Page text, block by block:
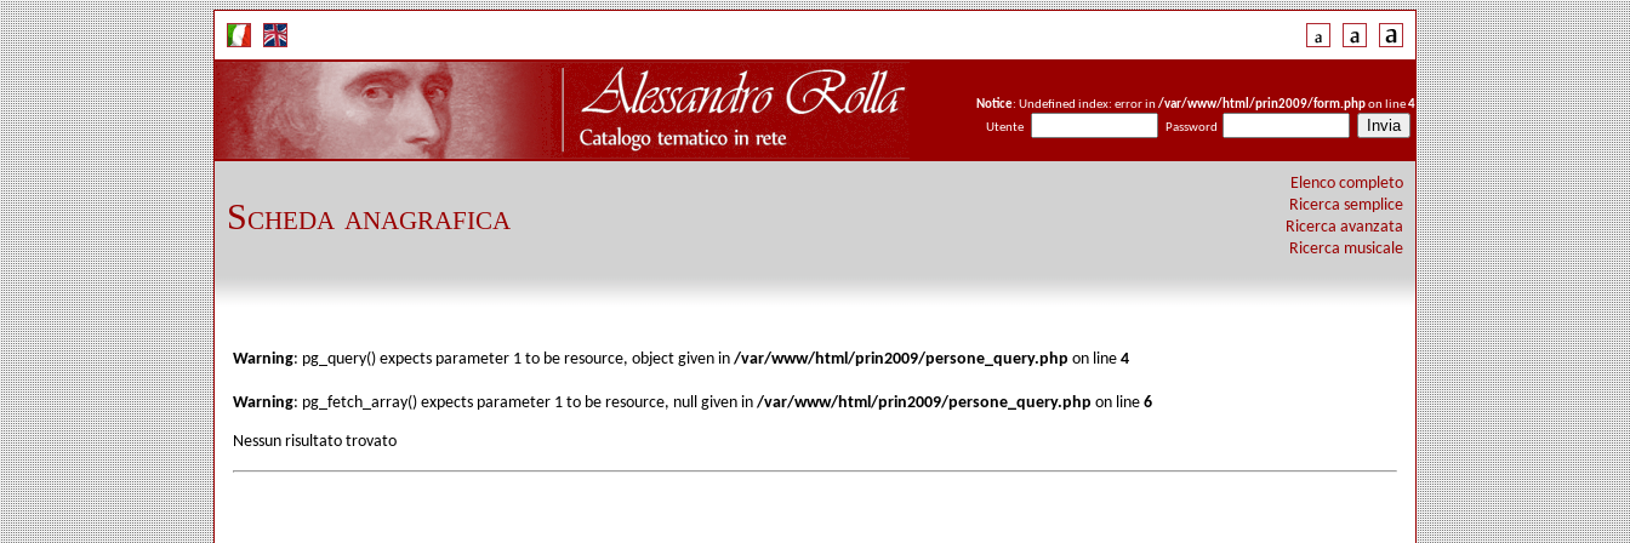
Notice: Undefined index: error in/var/www/html/prin2009/form.phpon line4
Utente
Password
Scheda anagrafica
Elenco completo
Ricerca semplice
Ricerca avanzata
Ricerca musicale
Warning: pg_query() expects parameter 1 to be resource, object given in /var/www/html/prin2009/persone_query.php on line 4
Warning: pg_fetch_array() expects parameter 1 to be resource, null given in /var/www/html/prin2009/persone_query.php on line 6
Nessun risultato trovato